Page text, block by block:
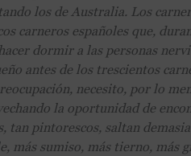
los de Australia. Los
carneros españoles que,
dormir a las personas
antes de los trescientos
necesito, por lo
la oportunidad de
tan pintorescos, saltan
más sumiso, más tierno, más